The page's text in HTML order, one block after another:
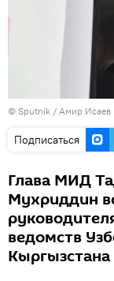
© Sputnik / Амир Исаев
Подписаться
Глава МИД
Мухриддин
ведомств